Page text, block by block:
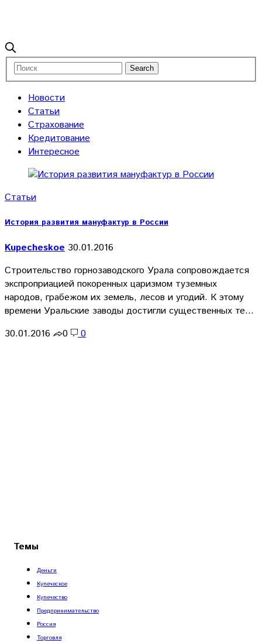
Новости
Статьи
Страхование
Кредитование
Интересное
Статьи
История развития мануфактур в России
Kupecheskoe 30.01.2016
Строительство горнозаводского Урала сопровождается
экспроприацией покоренных царизмом туземных
народов, грабежом их земель, лесов и угодий. К этому
времени Уральские заводы достигли существенных те…
30.01.2016
0 0
Темы
Деньги
Купеческое
Купечество
Предпринимательство
Россия
Торговля